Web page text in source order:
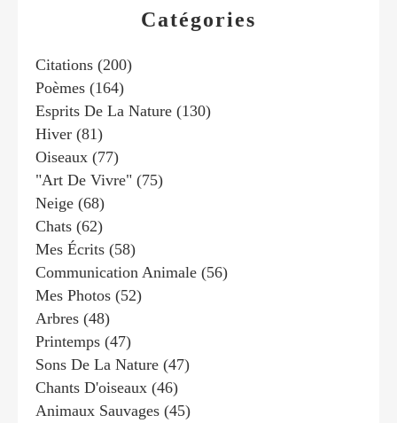
Catégories
Citations (200)
Poèmes (164)
Esprits De La Nature (130)
Hiver (81)
Oiseaux (77)
"art De Vivre" (75)
Neige (68)
Chats (62)
Mes Écrits (58)
Communication Animale (56)
Mes Photos (52)
Arbres (48)
Printemps (47)
Sons De La Nature (47)
Chants D'oiseaux (46)
Animaux Sauvages (45)